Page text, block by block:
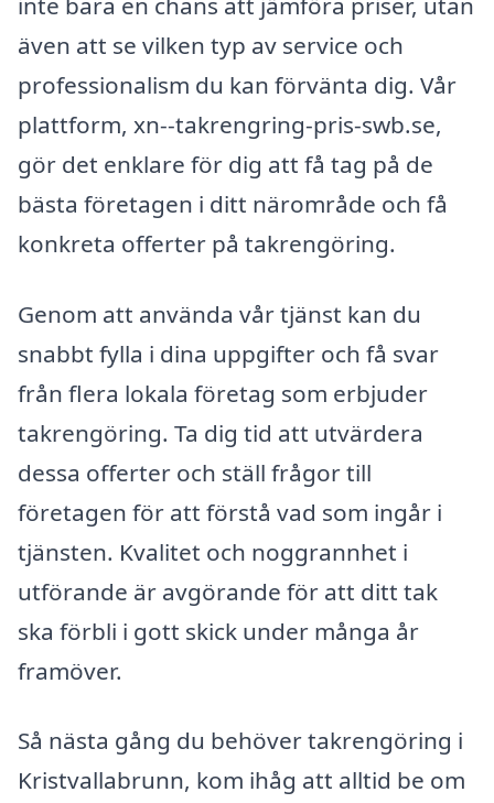
även att se vilken typ av service och
professionalism du kan förvänta dig. Vår
plattform, xn--takrengring-pris-swb.se,
gör det enklare för dig att få tag på de
bästa företagen i ditt närområde och få
konkreta offerter på takrengöring.
Genom att använda vår tjänst kan du
snabbt fylla i dina uppgifter och få svar
från flera lokala företag som erbjuder
takrengöring. Ta dig tid att utvärdera
dessa offerter och ställ frågor till
företagen för att förstå vad som ingår i
tjänsten. Kvalitet och noggrannhet i
utförande är avgörande för att ditt tak
ska förbli i gott skick under många år
framöver.
Så nästa gång du behöver takrengöring i
Kristvallabrunn, kom ihåg att alltid be om